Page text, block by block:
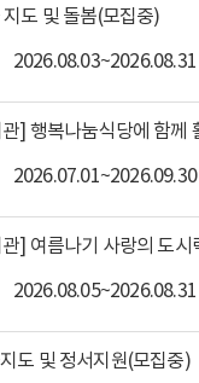
도 및 돌봄(모집중)
2026.08.03~2026.08.31
2026.07.01~2026.09.30
2026.08.05~2026.08.31
도 및 정서지원(모집중)